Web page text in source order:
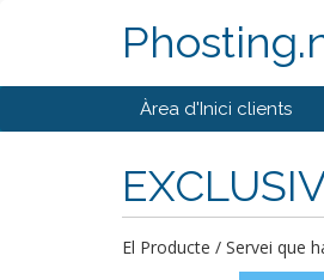
Àrea d'Inici clients
El Producte / Servei que